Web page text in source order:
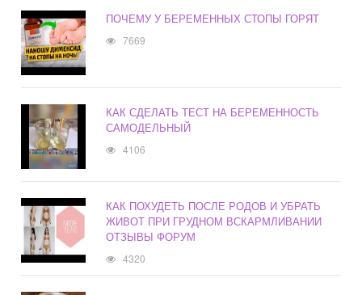
ПОЧЕМУ У БЕРЕМЕННЫХ СТОПЫ ГОРЯТ
7669
КАК СДЕЛАТЬ ТЕСТ НА БЕРЕМЕННОСТЬ
САМОДЕЛЬНЫЙ
4106
КАК ПОХУДЕТЬ ПОСЛЕ РОДОВ И УБРАТЬ
ЖИВОТ ПРИ ГРУДНОМ ВСКАРМЛИВАНИИ
ОТЗЫВЫ ФОРУМ
4320